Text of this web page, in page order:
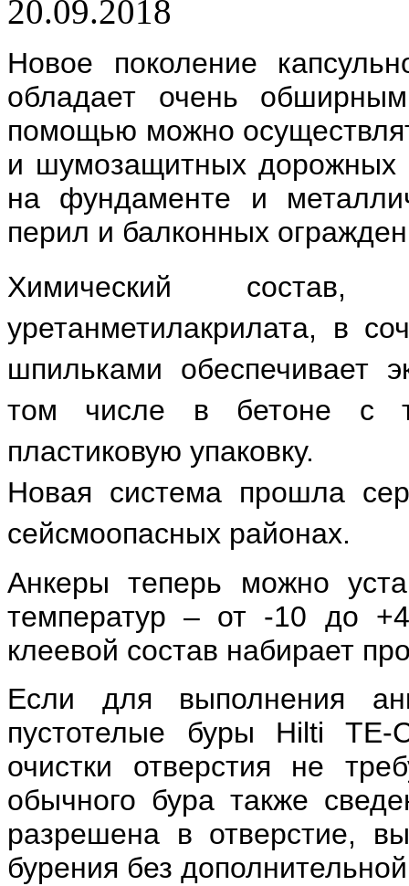
20.09.2018
Новое поколение
обладает очень
помощью можно
и шумозащитных дорожных
на фундаменте и
перил и балконных
Химический
уретанметилакрилата, в
шпильками обеспечивает
том числе в бетоне с
пластиковую упаковку.
Новая система прошла
сейсмоопасных районах.
Анкеры теперь можно
температур – от -10 до
клеевой состав набирает
Если для выполнения
пустотелые буры Hilti
очистки отверстия не
обычного бура также
разрешена в отверстие,
бурения без